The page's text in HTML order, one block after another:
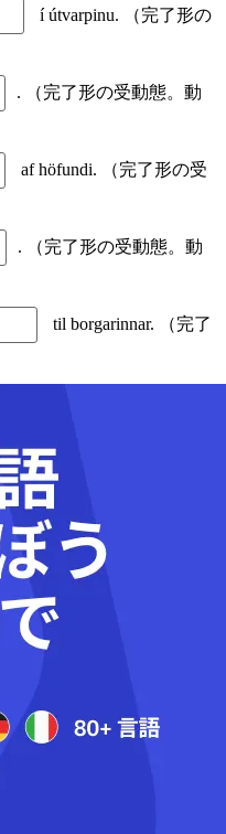
í útvarpinu. （完了形の
. （完了形の受動態。動
af höfundi. （完了形の受
. （完了形の受動態。動
til borgarinnar. （完了